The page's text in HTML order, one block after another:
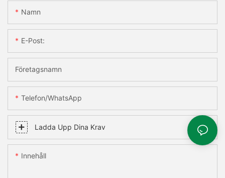
Namn
E-Post:
Företagsnamn
Telefon/WhatsApp
Ladda Upp Dina Krav
Innehåll